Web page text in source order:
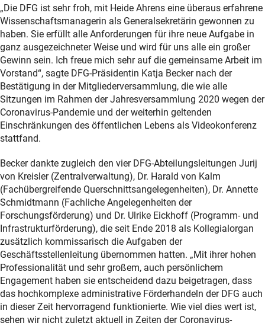
„Die DFG ist sehr froh, mit Heide Ahrens eine überaus erfahrene
Wissenschaftsmanagerin als Generalsekretärin gewonnen zu
haben. Sie erfüllt alle Anforderungen für ihre neue Aufgabe in
ganz ausgezeichneter Weise und wird für uns alle ein großer
Gewinn sein. Ich freue mich sehr auf die gemeinsame Arbeit im
Vorstand“, sagte DFG-Präsidentin Katja Becker nach der
Bestätigung in der Mitgliederversammlung, die wie alle
Sitzungen im Rahmen der Jahresversammlung 2020 wegen der
Coronavirus-Pandemie und der weiterhin geltenden
Einschränkungen des öffentlichen Lebens als Videokonferenz
stattfand.
Becker dankte zugleich den vier DFG-Abteilungsleitungen Jurij
von Kreisler (Zentralverwaltung), Dr. Harald von Kalm
(Fachübergreifende Querschnittsangelegenheiten), Dr. Annette
Schmidtmann (Fachliche Angelegenheiten der
Forschungsförderung) und Dr. Ulrike Eickhoff (Programm- und
Infrastrukturförderung), die seit Ende 2018 als Kollegialorgan
zusätzlich kommissarisch die Aufgaben der
Geschäftsstellenleitung übernommen hatten. „Mit ihrer hohen
Professionalität und sehr großem, auch persönlichem
Engagement haben sie entscheidend dazu beigetragen, dass
das hochkomplexe administrative Förderhandeln der DFG auch
in dieser Zeit hervorragend funktionierte. Wie viel dies wert ist,
sehen wir nicht zuletzt aktuell in Zeiten der Coronavirus-